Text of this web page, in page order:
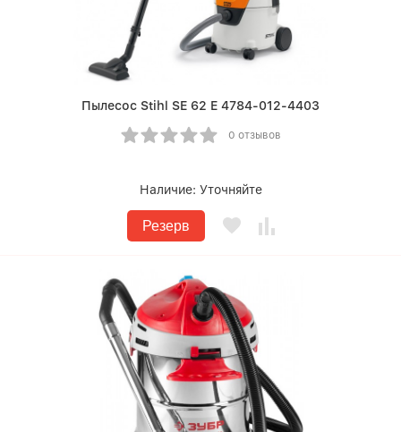
Пылесос Stihl SE 62 E 4784-012-4403
0 отзывов
Наличие: Уточняйте
Резерв